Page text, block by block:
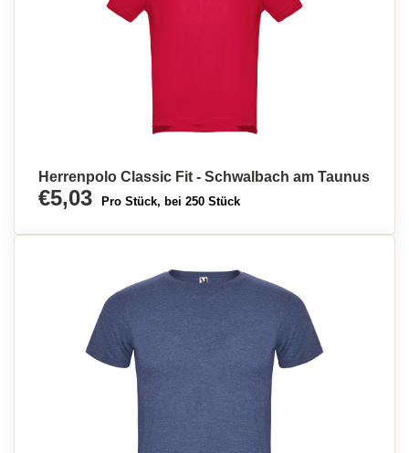
Herrenpolo Classic Fit - Schwalbach am Taunus
€5,03 Pro Stück, bei 250 Stück